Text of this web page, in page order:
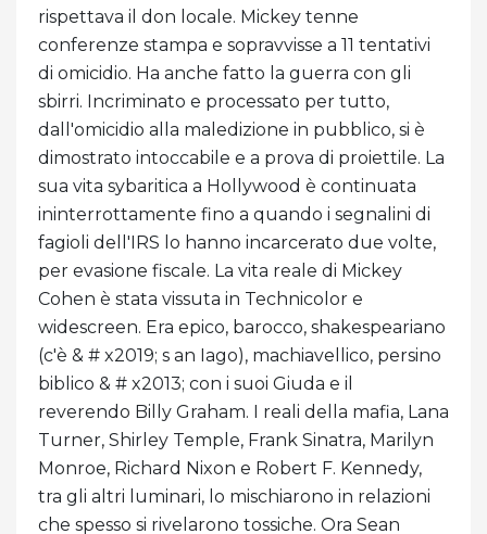
rispettava il don locale. Mickey tenne
conferenze stampa e sopravvisse a 11 tentativi
di omicidio. Ha anche fatto la guerra con gli
sbirri. Incriminato e processato per tutto,
dall'omicidio alla maledizione in pubblico, si è
dimostrato intoccabile e a prova di proiettile. La
sua vita sybaritica a Hollywood è continuata
ininterrottamente fino a quando i segnalini di
fagioli dell'IRS lo hanno incarcerato due volte,
per evasione fiscale. La vita reale di Mickey
Cohen è stata vissuta in Technicolor e
widescreen. Era epico, barocco, shakespeariano
(c'è & # x2019; s an Iago), machiavellico, persino
biblico & # x2013; con i suoi Giuda e il
reverendo Billy Graham. I reali della mafia, Lana
Turner, Shirley Temple, Frank Sinatra, Marilyn
Monroe, Richard Nixon e Robert F. Kennedy,
tra gli altri luminari, lo mischiarono in relazioni
che spesso si rivelarono tossiche. Ora Sean